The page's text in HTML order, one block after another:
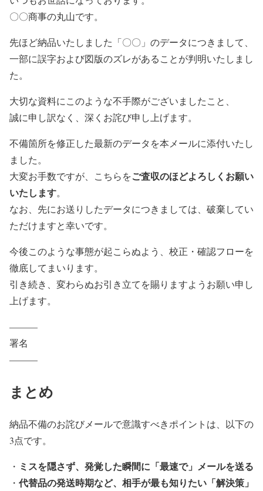
〇〇商事の丸山です。
先ほど納品いたしました「〇〇」のデータにつきまして、
一部に誤字および図版のズレがあることが判明いたしまし
た。
大切な資料にこのような不手際がございましたこと、
誠に申し訳なく、深くお詫び申し上げます。
不備箇所を修正した最新のデータを本メールに添付いたし
ました。
大変お手数ですが、こちらをご査収のほどよろしくお願い
いたします。
なお、先にお送りしたデータにつきましては、破棄してい
ただけますと幸いです。
今後このような事態が起こらぬよう、校正・確認フローを
徹底してまいります。
引き続き、変わらぬお引き立てを賜りますようお願い申し
上げます。
———
署名
———
まとめ
納品不備のお詫びメールで意識すべきポイントは、以下の
3点です。
・ ミスを隠さず、発覚した瞬間に「最速で」メールを送る
・ 代替品の発送時期など、相手が最も知りたい「解決策」